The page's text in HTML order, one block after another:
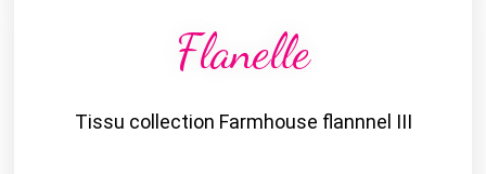
Flanelle
Tissu collection Farmhouse flannnel III